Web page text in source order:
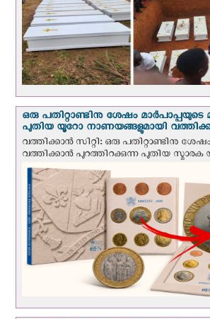
ഒരു പതിറ്റാണ്ടിനു ശേഷം മാർപാപ്പയുടെ
പുതിയ യൂറോ നാണയങ്ങളുമായി
വത്തിക്കാന്‍ സിറ്റി: ഒരു പതിറ്റാണ്ടിനു
വത്തിക്കാൻ പുറത്തിറക്കുന്ന പുതിയ സ്മാരക